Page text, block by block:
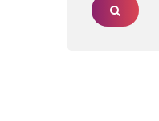
Search